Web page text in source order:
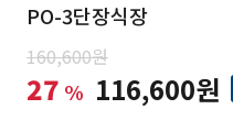
PO-3단장식장
160,600원
27 % 116,600원